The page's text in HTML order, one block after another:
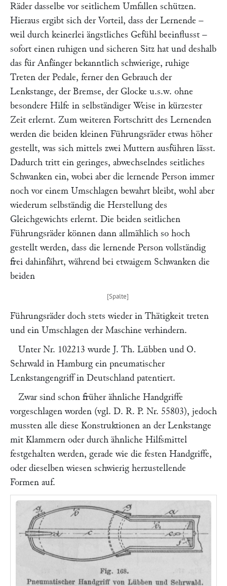
Räder dasselbe vor seitlichem Umfallen schützen.
Hieraus ergibt sich der Vorteil, dass der Lernende –
weil durch keinerlei ängstliches Gefühl beeinflusst –
sofort einen ruhigen und sicheren Sitz hat und deshalb
das für Anfänger bekanntlich schwierige, ruhige
Treten der Pedale, ferner den Gebrauch der
Lenkstange, der Bremse, der Glocke u.s.w. ohne
besondere Hilfe in selbständiger Weise in kürzester
Zeit erlernt. Zum weiteren Fortschritt des Lernenden
werden die beiden kleinen Führungsräder etwas höher
gestellt, was sich mittels zwei Muttern ausführen lässt.
Dadurch tritt ein geringes, abwechselndes seitliches
Schwanken ein, wobei aber die lernende Person immer
noch vor einem Umschlagen bewahrt bleibt, wohl aber
wiederum selbständig die Herstellung des
Gleichgewichts erlernt. Die beiden seitlichen
Führungsräder können dann allmählich so hoch
gestellt werden, dass die lernende Person vollständig
frei dahinfährt, während bei etwaigem Schwanken die
beiden
Führungsräder doch stets wieder in Thätigkeit treten
und ein Umschlagen der Maschine verhindern.
Unter Nr. 102213 wurde J. Th. Lübben und O.
Sehrwald in Hamburg ein pneumatischer
Lenkstangengriff in Deutschland patentiert.
Zwar sind schon früher ähnliche Handgriffe
vorgeschlagen worden (vgl. D. R. P. Nr. 55803), jedoch
mussten alle diese Konstruktionen an der Lenkstange
mit Klammern oder durch ähnliche Hilfsmittel
festgehalten werden, gerade wie die festen Handgriffe,
oder dieselben wiesen schwierig herzustellende
Formen auf.